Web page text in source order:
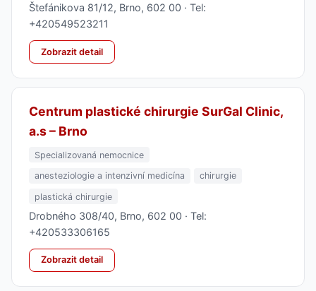
Štefánikova 81/12, Brno, 602 00 · Tel:
+420549523211
Zobrazit detail
Centrum plastické chirurgie SurGal Clinic,
a.s – Brno
Specializovaná nemocnice
anesteziologie a intenzivní medicína
chirurgie
plastická chirurgie
Drobného 308/40, Brno, 602 00 · Tel:
+420533306165
Zobrazit detail